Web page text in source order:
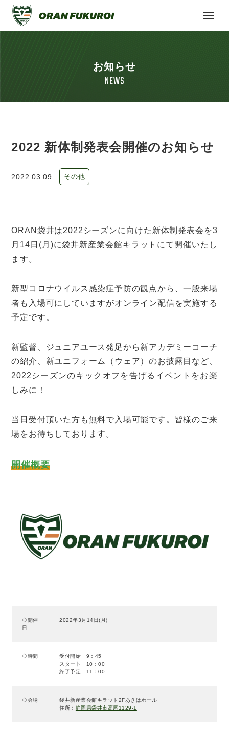
お知らせ
NEWS
2022 新体制発表会開催のお知らせ
2022.03.09 その他
ORAN袋井は2022シーズンに向けた新体制発表会を3
月14日(月)に袋井新産業会館キラットにて開催いたし
ます。
新型コロナウイルス感染症予防の観点から、一般来場
者も入場可にしていますがオンライン配信を実施する
予定です。
新監督、ジュニアユース発足から新アカデミーコーチ
の紹介、新ユニフォーム（ウェア）のお披露目など、
2022シーズンのキックオフを告げるイベントをお楽
しみに！
当日受付頂いた方も無料で入場可能です。皆様のご来
場をお待ちしております。
開催概要
◇開催
日
2022年3月14日(月)
◇時間
受付開始 9：45
スタート 10：00
終了予定 11：00
◇会場
袋井新産業会館キラット2Fあきはホール
住所： 静岡県袋井市高尾1129-1